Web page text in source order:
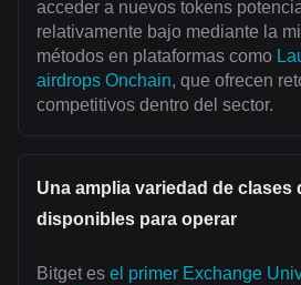
acceder a nuevos tokens
relativamente bajo mediante la
métodos en plataformas como
airdrops Onchain, que ofrecen
competitivos dentro del sector.
Una amplia variedad de clases
disponibles para operar
Bitget es el primer Exchange